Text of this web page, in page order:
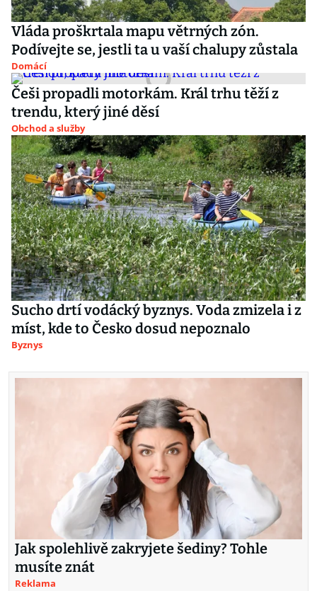
Vláda proškrtala mapu větrných zón.
Podívejte se, jestli ta u vaší chalupy zůstala
Domácí
Češi propadli motorkám. Král trhu těží z
trendu, který jiné děsí
Obchod a služby
Sucho drtí vodácký byznys. Voda zmizela i z
míst, kde to Česko dosud nepoznalo
Byznys
Jak spolehlivě zakryjete šediny? Tohle
musíte znát
Reklama